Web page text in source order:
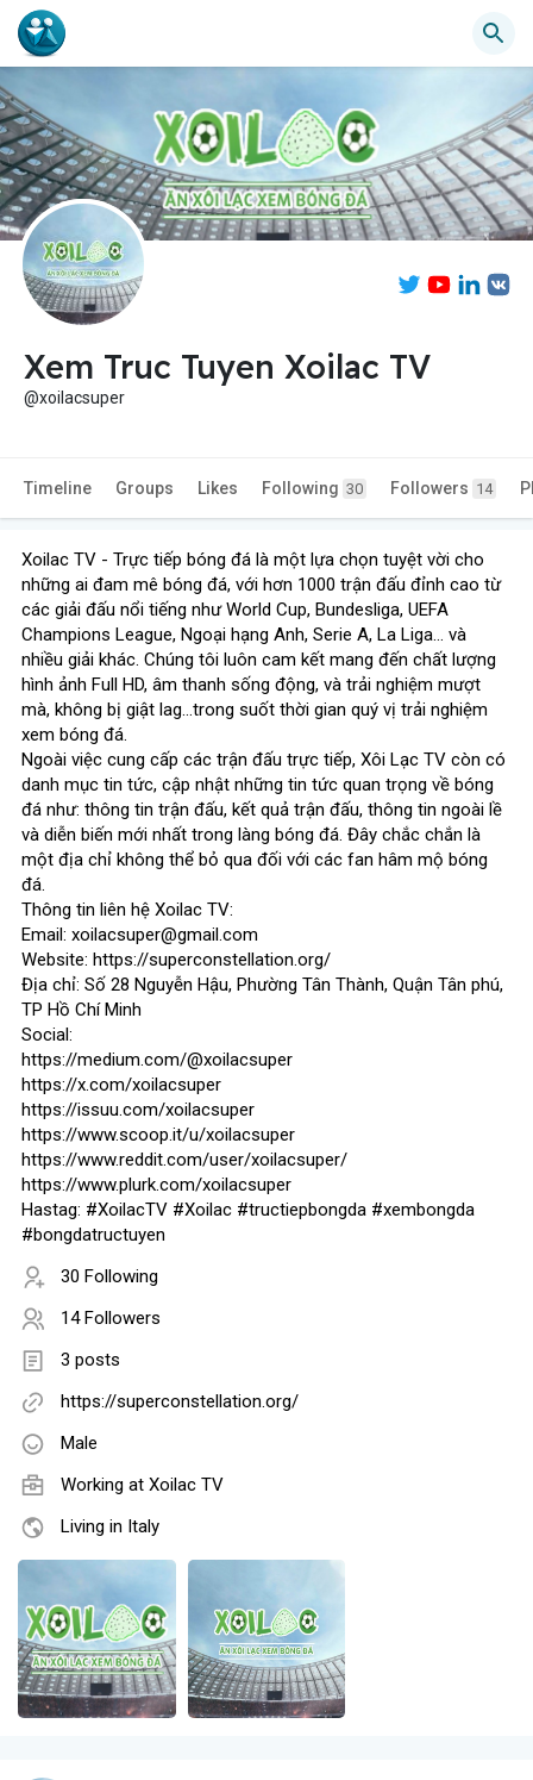
Xem Truc Tuyen Xoilac TV
@xoilacsuper
Timeline Groups Likes Following 30 Followers 14
Xoilac TV - Trực tiếp bóng đá là một lựa chọn tuyệt vời cho
những ai đam mê bóng đá, với hơn 1000 trận đấu đỉnh cao từ
các giải đấu nổi tiếng như World Cup, Bundesliga, UEFA
Champions League, Ngoại hạng Anh, Serie A, La Liga… và
nhiều giải khác. Chúng tôi luôn cam kết mang đến chất lượng
hình ảnh Full HD, âm thanh sống động, và trải nghiệm mượt
mà, không bị giật lag…trong suốt thời gian quý vị trải nghiệm
xem bóng đá.
Ngoài việc cung cấp các trận đấu trực tiếp, Xôi Lạc TV còn có
danh mục tin tức, cập nhật những tin tức quan trọng về bóng
đá như: thông tin trận đấu, kết quả trận đấu, thông tin ngoài lề
và diễn biến mới nhất trong làng bóng đá. Đây chắc chắn là
một địa chỉ không thể bỏ qua đối với các fan hâm mộ bóng
đá.
Thông tin liên hệ Xoilac TV:
Email: xoilacsuper@gmail.com
Website: https://superconstellation.org/
Địa chỉ: Số 28 Nguyễn Hậu, Phường Tân Thành, Quận Tân phú,
TP Hồ Chí Minh
Social:
https://medium.com/@xoilacsuper
https://x.com/xoilacsuper
https://issuu.com/xoilacsuper
https://www.scoop.it/u/xoilacsuper
https://www.reddit.com/user/xoilacsuper/
https://www.plurk.com/xoilacsuper
Hastag: #XoilacTV #Xoilac #tructiepbongda #xembongda
#bongdatructuyen
30 Following
14 Followers
3 posts
https://superconstellation.org/
Male
Working at Xoilac TV
Living in Italy